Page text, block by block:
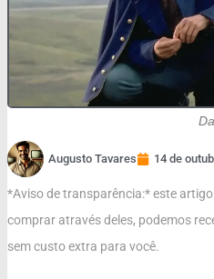
Augusto Tavares 14 de
*Aviso de transparência:* este
comprar através deles, podemos
sem custo extra para você.